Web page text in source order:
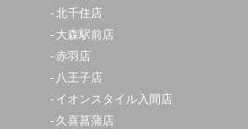
北千住店
大森駅前店
赤羽店
八王子店
イオンスタイル入間店
久喜菖蒲店